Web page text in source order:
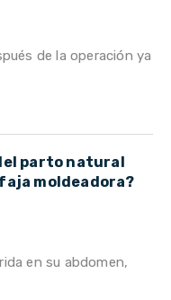
de la operación ya
parto natural
moldeadora?
en su abdomen,